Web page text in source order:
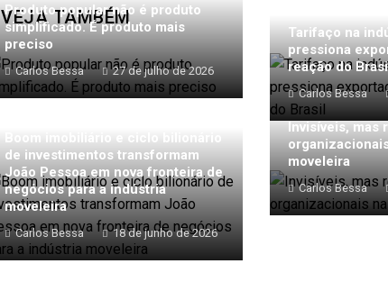
VEJA TAMBÉM
Produto popular não é produto
simplificado. É produto mais
preciso
Carlos Bessa 27 de julho de 2026
Tarifaço na
pressiona
reação do
Carlos Bessa
Boom imobiliário e ciclo bilionário
de investimentos transformam
João Pessoa em nova fronteira de
negócios para a indústria
moveleira
Carlos Bessa 18 de junho de 2026
Invisíveis, mas
moveleira
Carlos Bessa